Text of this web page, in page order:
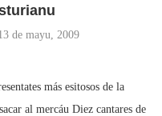
de mayu, 2009
más esitosos de la
al mercáu Diez cantares de